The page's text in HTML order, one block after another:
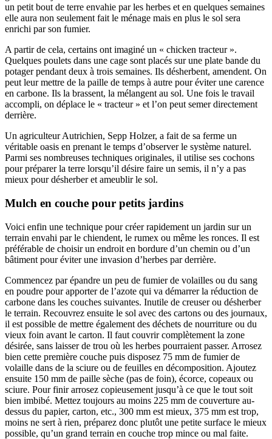
un petit bout de terre envahie par les herbes et en quelques semaines
elle aura non seulement fait le ménage mais en plus le sol sera
enrichi par son fumier.
A partir de cela, certains ont imaginé un « chicken tracteur ».
Quelques poulets dans une cage sont placés sur une plate bande du
potager pendant deux à trois semaines. Ils désherbent, amendent. On
peut leur mettre de la paille de temps à autre pour éviter une carence
en carbone. Ils la brassent, la mélangent au sol. Une fois le travail
accompli, on déplace le « tracteur » et l’on peut semer directement
derrière.
Un agriculteur Autrichien, Sepp Holzer, a fait de sa ferme un
véritable oasis en prenant le temps d’observer le système naturel.
Parmi ses nombreuses techniques originales, il utilise ses cochons
pour préparer la terre lorsqu’il désire faire un semis, il n’y a pas
mieux pour désherber et ameublir le sol.
Mulch en couche pour petits jardins
Voici enfin une technique pour créer rapidement un jardin sur un
terrain envahi par le chiendent, le rumex ou même les ronces. Il est
préférable de choisir un endroit en bordure d’un chemin ou d’un
bâtiment pour éviter une invasion d’herbes par derrière.
Commencez par épandre un peu de fumier de volailles ou du sang
en poudre pour apporter de l’azote qui va démarrer la réduction de
carbone dans les couches suivantes. Inutile de creuser ou désherber
le terrain. Recouvrez ensuite le sol avec des cartons ou des journaux,
il est possible de mettre également des déchets de nourriture ou du
vieux foin avant le carton. Il faut couvrir complètement la zone
désirée, sans laisser de trou où les herbes pourraient passer. Arrosez
bien cette première couche puis disposez 75 mm de fumier de
volaille dans de la sciure ou de feuilles en décomposition. Ajoutez
ensuite 150 mm de paille sèche (pas de foin), écorce, copeaux ou
sciure. Pour finir arrosez copieusement jusqu’à ce que le tout soit
bien imbibé. Mettez toujours au moins 225 mm de couverture au-
dessus du papier, carton, etc., 300 mm est mieux, 375 mm est trop,
moins ne sert à rien, préparez donc plutôt une petite surface le mieux
possible, qu’un grand terrain en couche trop mince ou mal faite.